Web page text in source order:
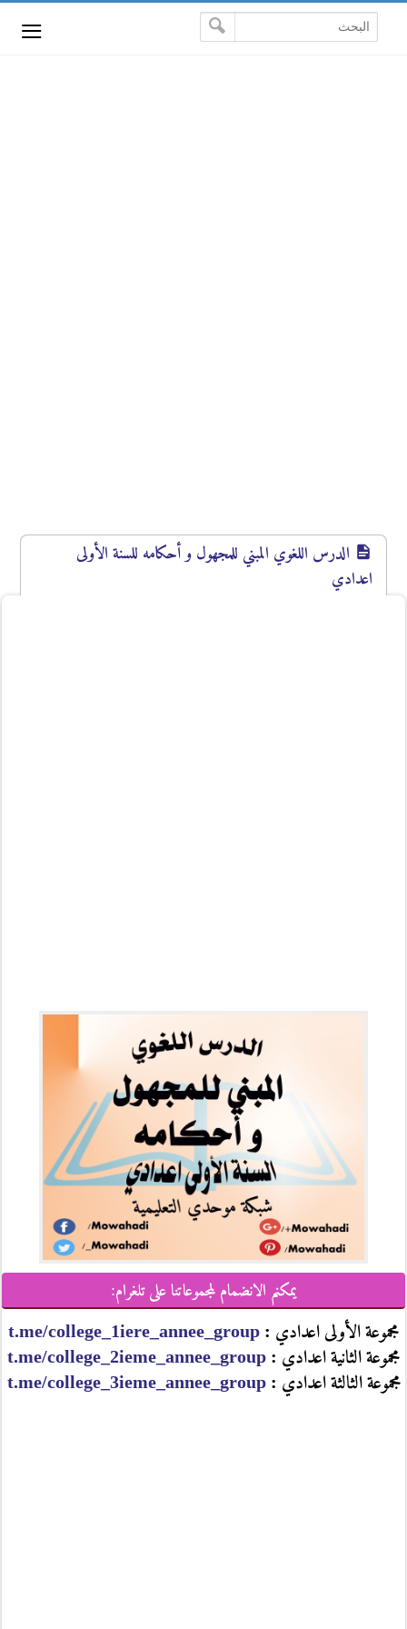
≡
الدرس اللغوي المبني للمجهول و أحكامه للسنة الأولى
اعدادي
يمكنم الانضمام لمجموعاتنا على تلغرام:
مجموعة الأولى اعدادي : t.me/college_1iere_annee_group
مجموعة الثانية اعدادي : t.me/college_2ieme_annee_group
مجموعة الثالثة اعدادي :t.me/college_3ieme_annee_group